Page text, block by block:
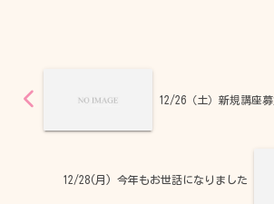
12/26（土）新規講座
12/28(月) 今年もお世話になりました